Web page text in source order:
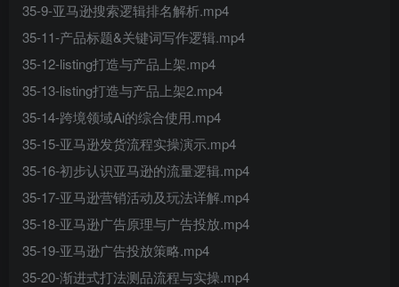
35-9-亚马逊搜索逻辑排名解析.mp4
35-11-产品标题&关键词写作逻辑.mp4
35-12-listing打造与产品上架.mp4
35-13-listing打造与产品上架2.mp4
35-14-跨境领域Ai的综合使用.mp4
35-15-亚马逊发货流程实操演示.mp4
35-16-初步认识亚马逊的流量逻辑.mp4
35-17-亚马逊营销活动及玩法详解.mp4
35-18-亚马逊广告原理与广告投放.mp4
35-19-亚马逊广告投放策略.mp4
35-20-渐进式打法测品流程与实操.mp4